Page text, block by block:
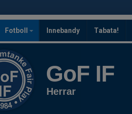
Fotboll Innebandy Tabata!
GoF IF
Herrar